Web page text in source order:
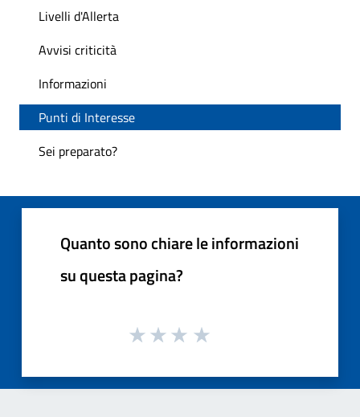
Livelli d'Allerta
Avvisi criticità
Informazioni
Punti di Interesse
Sei preparato?
Quanto sono chiare le informazioni
su questa pagina?